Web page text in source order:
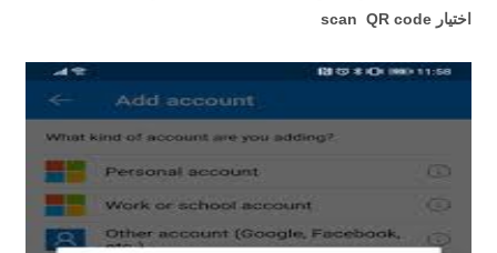
اختيار scan QR code